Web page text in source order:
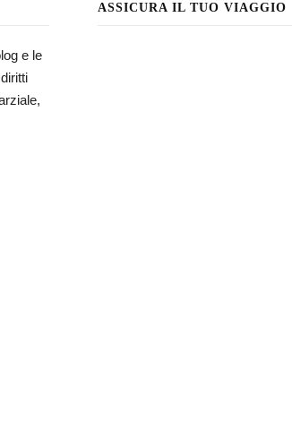
e le
ASSICURA IL TUO VIAGGIO